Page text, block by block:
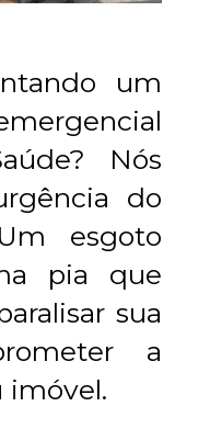
um
Nós
do
esgoto
pia que
sua
a
imóvel.